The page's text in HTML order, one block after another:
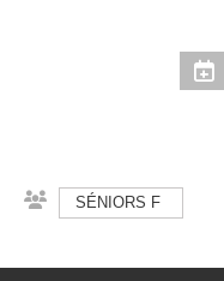
SÉNIORS F